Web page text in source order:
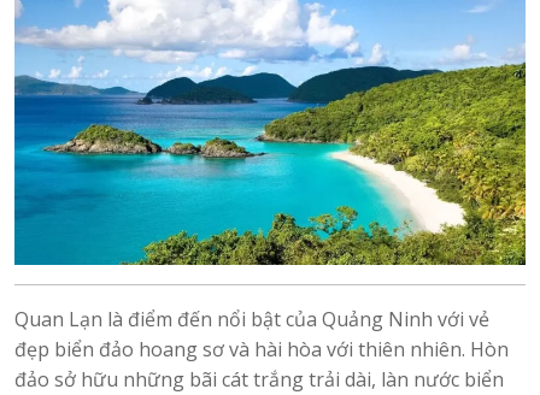
Quan Lạn là điểm đến nổi bật của Quảng Ninh với vẻ
đẹp biển đảo hoang sơ và hài hòa với thiên nhiên. Hòn
đảo sở hữu những bãi cát trắng trải dài, làn nước biển